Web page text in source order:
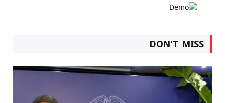
DON'T MISS